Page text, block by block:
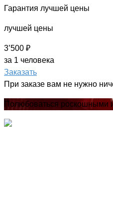
Гарантия лучшей цены
лучшей цены
3’500 ₽
за 1 человека
Заказать
При заказе вам не нужно
Полюбоваться роскошными